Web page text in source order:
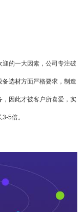
的一大因素，公司专注破
选材方面严格要求，制造
因此才被客户所喜爱，实
5倍。